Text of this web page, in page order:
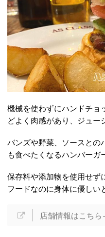
機械を使わずにハンドチョ
どよく肉感があり、ジュー
バンズや野菜、ソースとの
も食べたくなるハンバーガ
保存料や添加物を使用せず
フードなのに身体に優しい
店舗情報はこち